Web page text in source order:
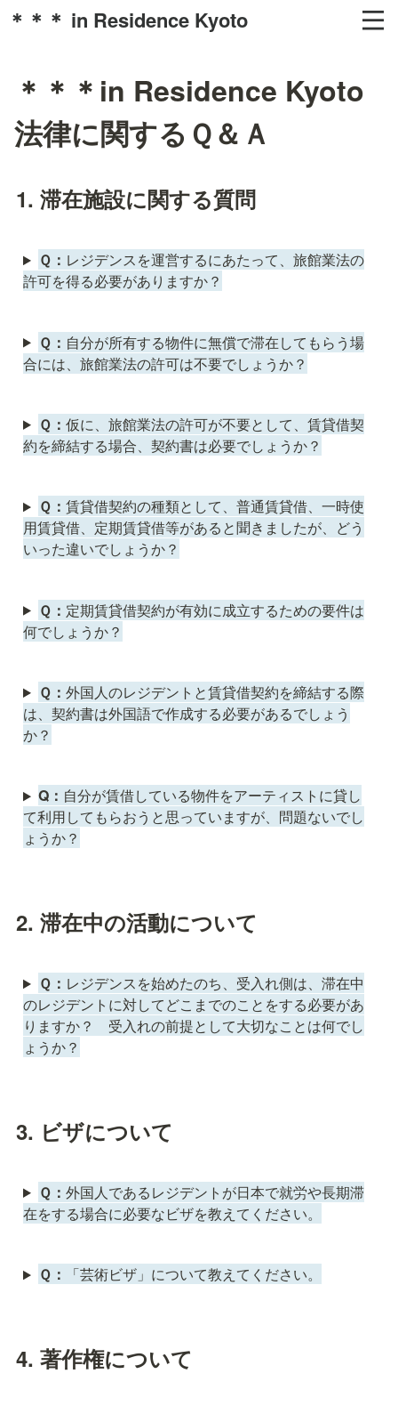
＊＊＊ in Residence Kyoto
＊＊＊in Residence Kyoto
法律に関するＱ＆Ａ
1. 滞在施設に関する質問
Ｑ： レジデンスを運営するにあたって、旅館業法の
許可を得る必要がありますか？
Ｑ： 自分が所有する物件に無償で滞在してもらう場
合には、旅館業法の許可は不要でしょうか？
Ｑ： 仮に、旅館業法の許可が不要として、賃貸借契
約を締結する場合、契約書は必要でしょうか？
Ｑ： 賃貸借契約の種類として、普通賃貸借、一時使
用賃貸借、定期賃貸借等があると聞きましたが、どう
いった違いでしょうか？
Ｑ： 定期賃貸借契約が有効に成立するための要件は
何でしょうか？
Ｑ： 外国人のレジデントと賃貸借契約を締結する際
は、契約書は外国語で作成する必要があるでしょう
か？
Q： 自分が賃借している物件をアーティストに貸し
て利用してもらおうと思っていますが、問題ないでし
ょうか？
2. 滞在中の活動について
Ｑ： レジデンスを始めたのち、受入れ側は、滞在中
のレジデントに対してどこまでのことをする必要があ
りますか？ 受入れの前提として大切なことは何でし
ょうか？
3. ビザについて
Ｑ： 外国人であるレジデントが日本で就労や長期滞
在をする場合に必要なビザを教えてください。
Ｑ： 「芸術ビザ」について教えてください。
4. 著作権について